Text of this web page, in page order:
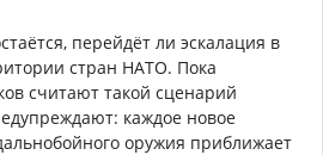
перейдёт ли эскалация в
стран НАТО. Пока
считают такой сценарий
каждое новое
оружия приближает